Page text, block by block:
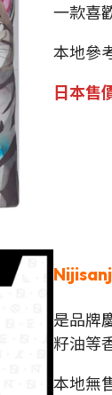
一款喜
本地參
日本售
是品牌
籽油等
本地無